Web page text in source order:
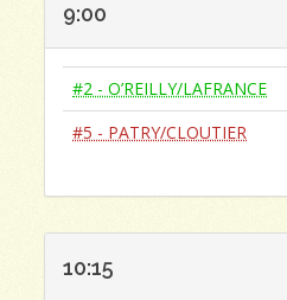
9:00
#2 - O’REILLY/LAFRANCE
#5 - PATRY/CLOUTIER
10:15